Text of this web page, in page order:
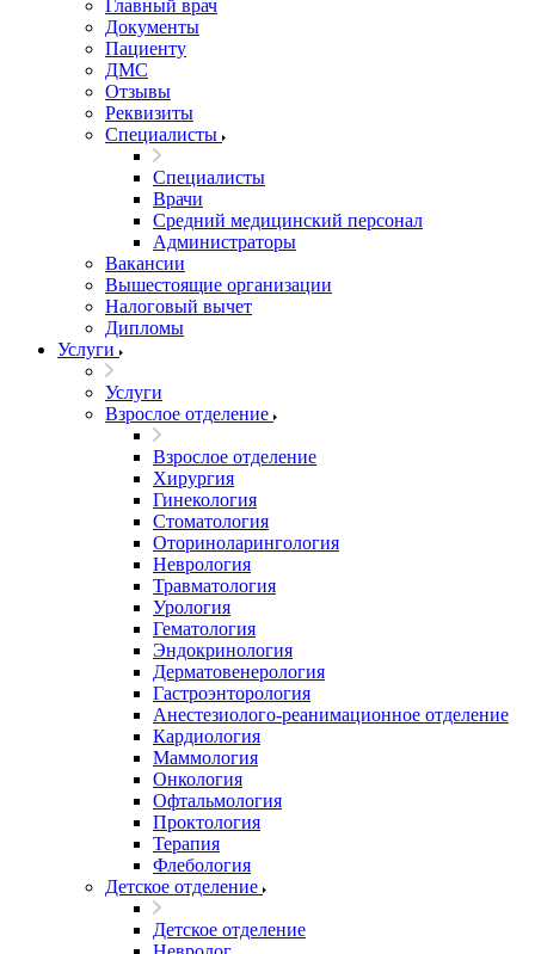
Главный врач
Документы
Пациенту
ДМС
Отзывы
Реквизиты
Специалисты
Специалисты
Врачи
Средний медицинский персонал
Администраторы
Вакансии
Вышестоящие организации
Налоговый вычет
Дипломы
Услуги
Услуги
Взрослое отделение
Взрослое отделение
Хирургия
Гинекология
Стоматология
Оториноларингология
Неврология
Травматология
Урология
Гематология
Эндокринология
Дерматовенерология
Гастроэнторология
Анестезиолого-реанимационное отделение
Кардиология
Маммология
Онкология
Офтальмология
Проктология
Терапия
Флебология
Детское отделение
Детское отделение